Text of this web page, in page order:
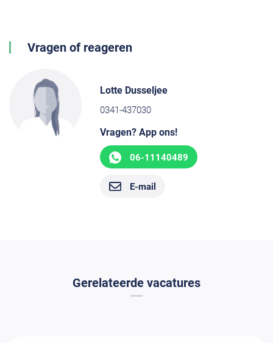
Vragen of reageren
Lotte Dusseljee
0341-437030
Vragen? App ons!
06-11140489
E-mail
Gerelateerde vacatures